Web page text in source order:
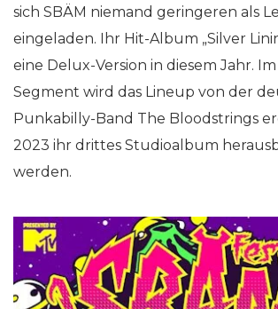
sich SBÄM niemand geringeren als
eingeladen. Ihr Hit-Album „Silver
eine Delux-Version in diesem Jahr.
Segment wird das Lineup von der
Punkabilly-Band The Bloodstrings
2023 ihr drittes Studioalbum
werden.